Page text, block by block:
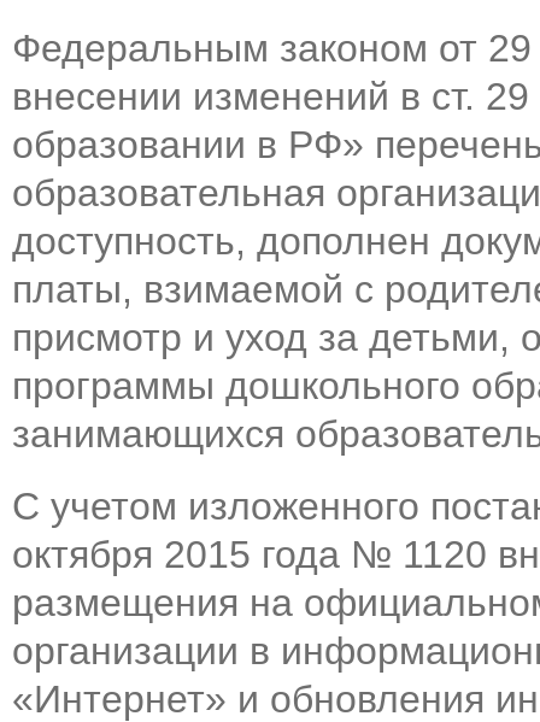
Федеральным законом от
внесении изменений в ст.
образовании в РФ»
образовательная
доступность, дополнен
платы, взимаемой с
присмотр и уход за
программы дошкольного
занимающихся
С учетом изложенного
октября 2015 года № 1120
размещения на
организации в
«Интернет» и обновления